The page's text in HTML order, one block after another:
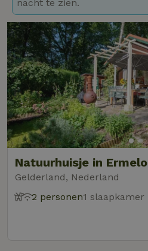
nacht te zien.
Natuurhuisje in Ermelo
Gelderland, Nederland
2 personen1 slaapkamer